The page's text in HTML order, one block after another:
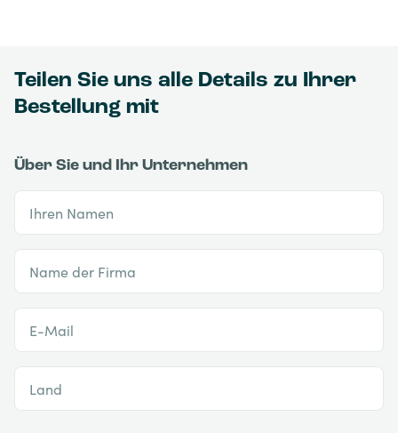
Teilen Sie uns alle Details zu Ihrer
Bestellung mit
Über Sie und Ihr Unternehmen
Ihren Namen
Name der Firma
E-Mail
Land